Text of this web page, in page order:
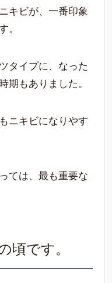
キビが、一番印象
。
タイプに、なった
期もありました。
ニキビになりやす
ては、最も重要な
頃です。